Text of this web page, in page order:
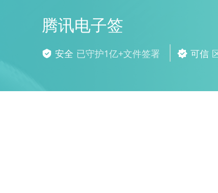
腾讯电子签
安全 已守护1亿+文件签署 可信